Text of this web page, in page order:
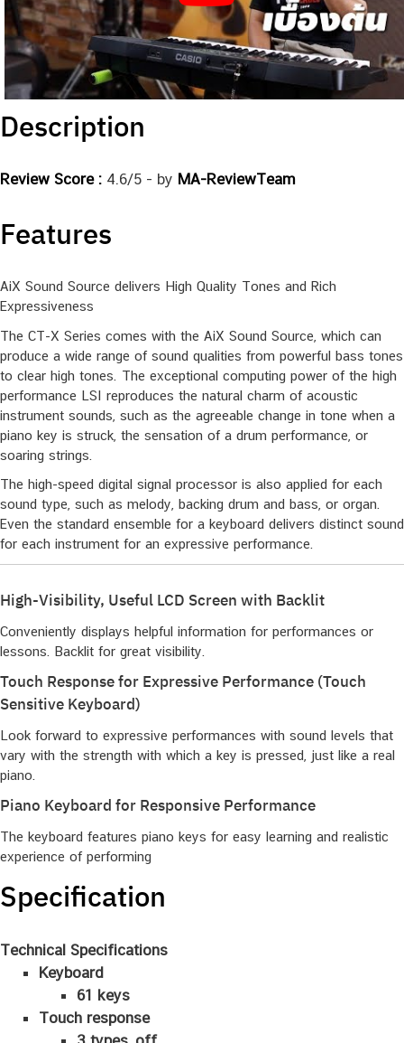
Description
Review Score : 4.6/5 - by MA-ReviewTeam
Features
AiX Sound Source delivers High Quality Tones and Rich
Expressiveness
The CT-X Series comes with the AiX Sound Source, which can
produce a wide range of sound qualities from powerful bass tones
to clear high tones. The exceptional computing power of the high
performance LSI reproduces the natural charm of acoustic
instrument sounds, such as the agreeable change in tone when a
piano key is struck, the sensation of a drum performance, or
soaring strings.
The high-speed digital signal processor is also applied for each
sound type, such as melody, backing drum and bass, or organ.
Even the standard ensemble for a keyboard delivers distinct sound
for each instrument for an expressive performance.
​​High-Visibility, Useful LCD Screen with Backlit​
Conveniently displays helpful information for performances or
lessons. Backlit for great visibility.
Touch Response for Expressive Performance (Touch
Sensitive Keyboard)
Look forward to expressive performances with sound levels that
vary with the strength with which a key is pressed, just like a real
piano.
Piano Keyboard for Responsive Performance
The keyboard features piano keys for easy learning and realistic
experience of performing
Specification
Technical Specifications
Keyboard
61 keys
Touch response